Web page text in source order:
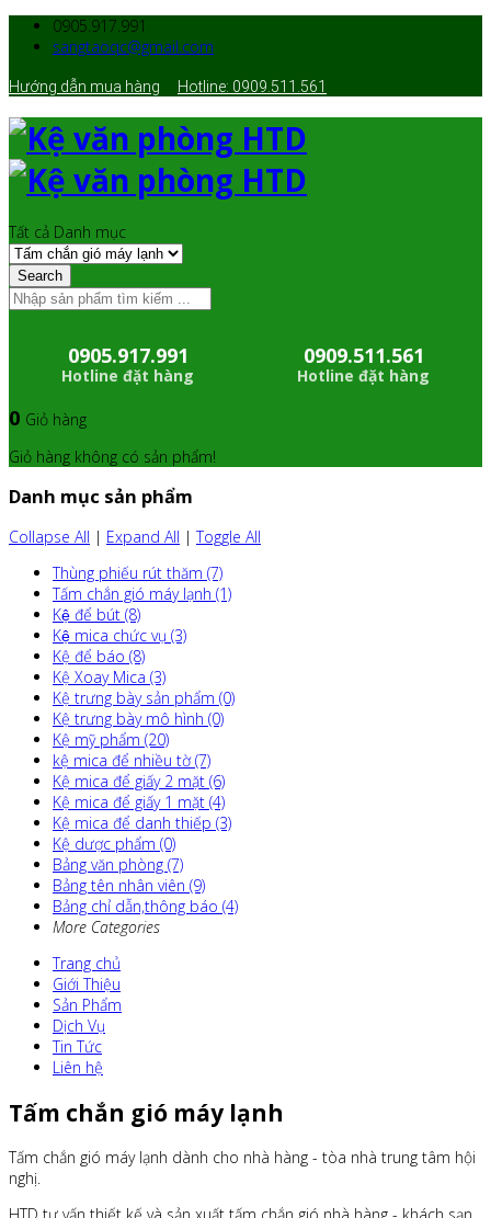
0905.917.991
sangtaoqc@gmail.com
Hướng dẫn mua hàng Hotline: 0909.511.561
Tất cả Danh mục
Search
0905.917.991
Hotline đặt hàng
0909.511.561
Hotline đặt hàng
0 Giỏ hàng
Giỏ hàng không có sản phẩm!
Danh mục sản phẩm
Collapse All | Expand All |Toggle All
Thùng phiếu rút thăm (7)
Tấm chắn gió máy lạnh (1)
Kệ để bút (8)
Kệ mica chức vụ (3)
Kệ để báo (8)
Kệ Xoay Mica (3)
Kệ trưng bày sản phẩm (0)
Kệ trưng bày mô hình (0)
Kệ mỹ phẩm (20)
kệ mica để nhiều tờ (7)
Kệ mica để giấy 2 mặt (6)
Kệ mica để giấy 1 mặt (4)
Kệ mica để danh thiếp (3)
Kệ dược phẩm (0)
Bảng văn phòng (7)
Bảng tên nhân viên (9)
Bảng chỉ dẫn,thông báo (4)
More Categories
Trang chủ
Giới Thiệu
Sản Phẩm
Dịch Vụ
Tin Tức
Liên hệ
Tấm chắn gió máy lạnh
Tấm chắn gió máy lạnh dành cho nhà hàng - tòa nhà trung tâm hội
nghị.